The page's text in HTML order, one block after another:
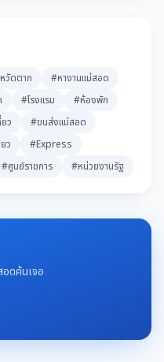
วัดตาก
#หางานแม่สอด
#โรงแรม
#ห้องพัก
ว
#ขนส่งแม่สอด
ว
#Express
#ศูนย์ราชการ #หน่วยงานรัฐ
ดค้นเจอ